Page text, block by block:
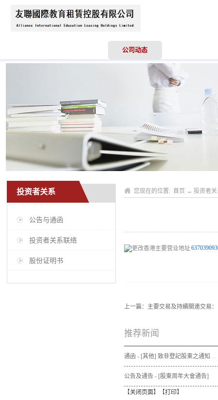
公司动态
投资者关系
公告与通函
投资者关系联络
股份证明书
您现在的位置: 首页 → 投资者
上一篇： 主要交易及持續關連交易
推荐新闻
通函 - [其他] 致非登記股東之通知信函及申請表格 - 通函連同股東週年大會通告及代表委任表格之發佈通知
公告及通告 - [股東周年大會通告]
【关闭页面】【打印】